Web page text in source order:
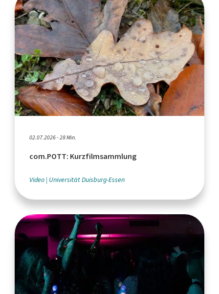
02.07.2026 - 28 Min.
com.POTT: Kurzfilmsammlung
Video Universität Duisburg-Essen